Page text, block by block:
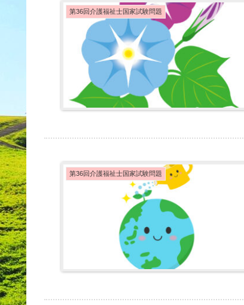
第36回介護福祉士国家試験問題
第36回介護福祉士国家試験問題